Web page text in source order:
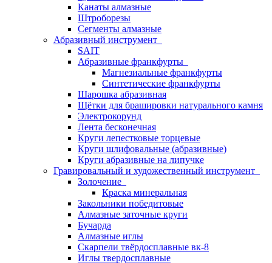
Канаты алмазные
Штроборезы
Сегменты алмазные
Абразивный инструмент
SAIT
Абразивные франкфурты
Магнезиальные франкфурты
Синтетические франкфурты
Шарошка абразивная
Щётки для брашировки натурального камня
Электрокорунд
Лента бесконечная
Круги лепестковые торцевые
Круги шлифовальные (абразивные)
Круги абразивные на липучке
Гравировальный и художественный инструмент
Золочение
Краска минеральная
Закольники победитовые
Алмазные заточные круги
Бучарда
Алмазные иглы
Скарпели твёрдосплавные вк-8
Иглы твердосплавные